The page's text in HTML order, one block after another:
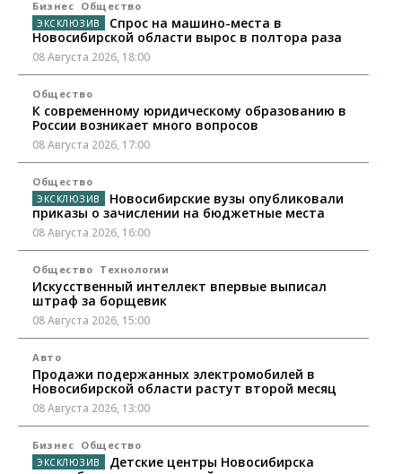
Бизнес Общество
Спрос на машино-места в
Новосибирской области вырос в полтора раза
08 Августа 2026, 18:00
Общество
К современному юридическому образованию в
России возникает много вопросов
08 Августа 2026, 17:00
Общество
Новосибирские вузы опубликовали
приказы о зачислении на бюджетные места
08 Августа 2026, 16:00
Общество Технологии
Искусственный интеллект впервые выписал
штраф за борщевик
08 Августа 2026, 15:00
Авто
Продажи подержанных электромобилей в
Новосибирской области растут второй месяц
08 Августа 2026, 13:00
Бизнес Общество
Детские центры Новосибирска